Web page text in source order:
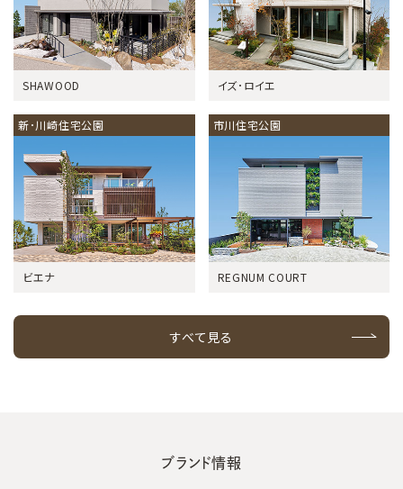
SHAWOOD イズ･ロイエ
新･川崎住宅公園
ビエナ
市川住宅公園
REGNUM COURT
すべて見る
ブランド情報